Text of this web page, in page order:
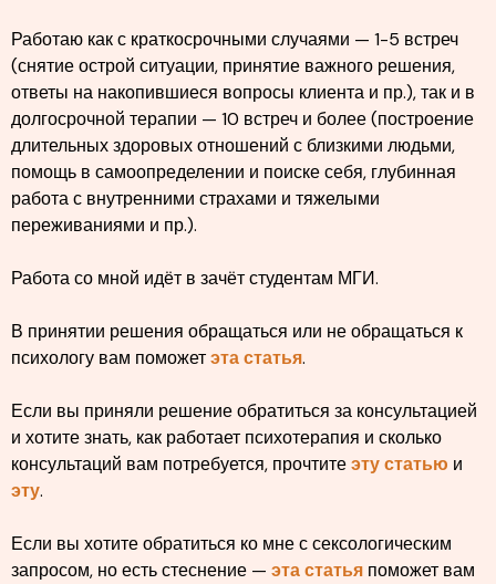
Работаю как с краткосрочными случаями — 1-5 встреч
(снятие острой ситуации, принятие важного решения,
ответы на накопившиеся вопросы клиента и пр.), так и в
долгосрочной терапии — 10 встреч и более (построение
длительных здоровых отношений с близкими людьми,
помощь в самоопределении и поиске себя, глубинная
работа с внутренними страхами и тяжелыми
переживаниями и пр.).
Работа со мной идёт в зачёт студентам МГИ.
В принятии решения обращаться или не обращаться к
психологу вам поможетэта статья.
Если вы приняли решение обратиться за консультацией
и хотите знать, как работает психотерапия и сколько
консультаций вам потребуется, прочтитеэту статью и
эту.
Если вы хотите обратиться ко мне с сексологическим
запросом, но есть стеснение — эта статья поможет вам